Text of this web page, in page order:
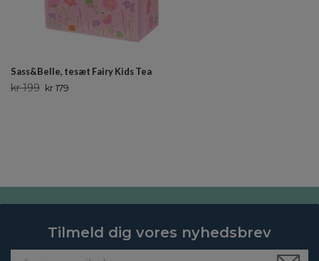
Sass&Belle, tesæt Fairy Kids Tea
kr 199 kr 179
Tilmeld dig vores nyhedsbrev